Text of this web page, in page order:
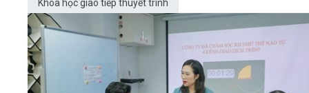
Khóa học giao tiếp thuyết trình